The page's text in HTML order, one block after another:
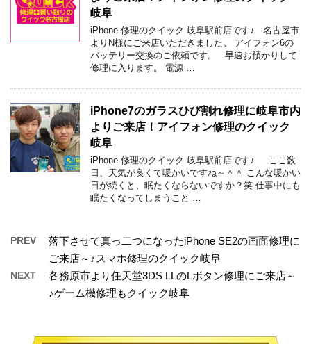
岐阜
iPhone 修理のクイック 岐阜駅前店です♪ 名古屋市
よりN様にご来店いただきました。 アイフォン6の
バッテリー交換のご依頼です。 早速お預かりして
修理に入ります。 電源 …
iPhone7のガラスひび割れ修理に岐阜市内
よりご来店！アイフォン修理のクイック
岐阜
iPhone 修理のクイック 岐阜駅前店です♪ ここ数
日、天気が良くて暖かいですね～＾＾ こんな暖かい
日が続くと、眠たくならないですか？笑 仕事中にも
眠たくなってしまうこと …
PREV
落下させて真っ二つになったiPhone SE2の画面修理に
ご来店～♪スマホ修理のクイック岐阜
NEXT
各務原市より任天堂3DS LLのLボタン修理にご来店～
♪ゲーム機修理もクイック岐阜